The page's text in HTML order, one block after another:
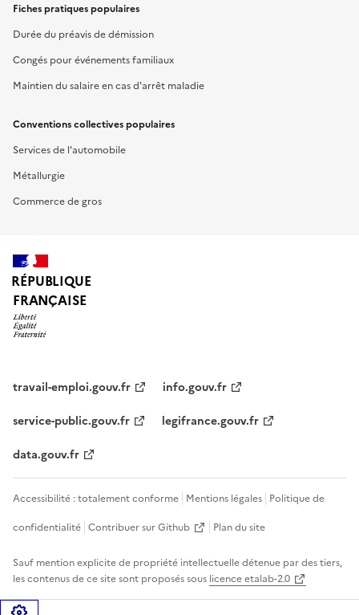
Fiches pratiques populaires
Durée du préavis de démission
Congés pour événements familiaux
Maintien du salaire en cas d'arrêt maladie
Conventions collectives populaires
Services de l'automobile
Métallurgie
Commerce de gros
RÉPUBLIQUE
FRANÇAISE
travail-emploi.gouv.fr
info.gouv.fr
service-public.gouv.fr
legifrance.gouv.fr
data.gouv.fr
Accessibilité : totalement conforme Mentions légales Politique de
confidentialité Contribuer sur Github Plan du site
Sauf mention explicite de propriété intellectuelle détenue par des tiers,
les contenus de ce site sont proposés sous licence etalab-2.0